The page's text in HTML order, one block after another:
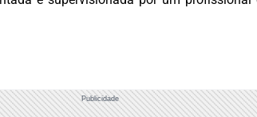
Publicidade